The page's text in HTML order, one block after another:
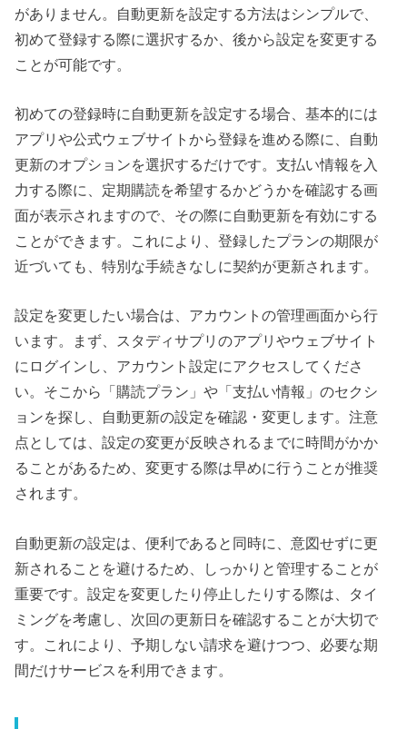
がありません。自動更新を設定する方法はシンプルで、
初めて登録する際に選択するか、後から設定を変更する
ことが可能です。
初めての登録時に自動更新を設定する場合、基本的には
アプリや公式ウェブサイトから登録を進める際に、自動
更新のオプションを選択するだけです。支払い情報を入
力する際に、定期購読を希望するかどうかを確認する画
面が表示されますので、その際に自動更新を有効にする
ことができます。これにより、登録したプランの期限が
近づいても、特別な手続きなしに契約が更新されます。
設定を変更したい場合は、アカウントの管理画面から行
います。まず、スタディサプリのアプリやウェブサイト
にログインし、アカウント設定にアクセスしてくださ
い。そこから「購読プラン」や「支払い情報」のセクシ
ョンを探し、自動更新の設定を確認・変更します。注意
点としては、設定の変更が反映されるまでに時間がかか
ることがあるため、変更する際は早めに行うことが推奨
されます。
自動更新の設定は、便利であると同時に、意図せずに更
新されることを避けるため、しっかりと管理することが
重要です。設定を変更したり停止したりする際は、タイ
ミングを考慮し、次回の更新日を確認することが大切で
す。これにより、予期しない請求を避けつつ、必要な期
間だけサービスを利用できます。